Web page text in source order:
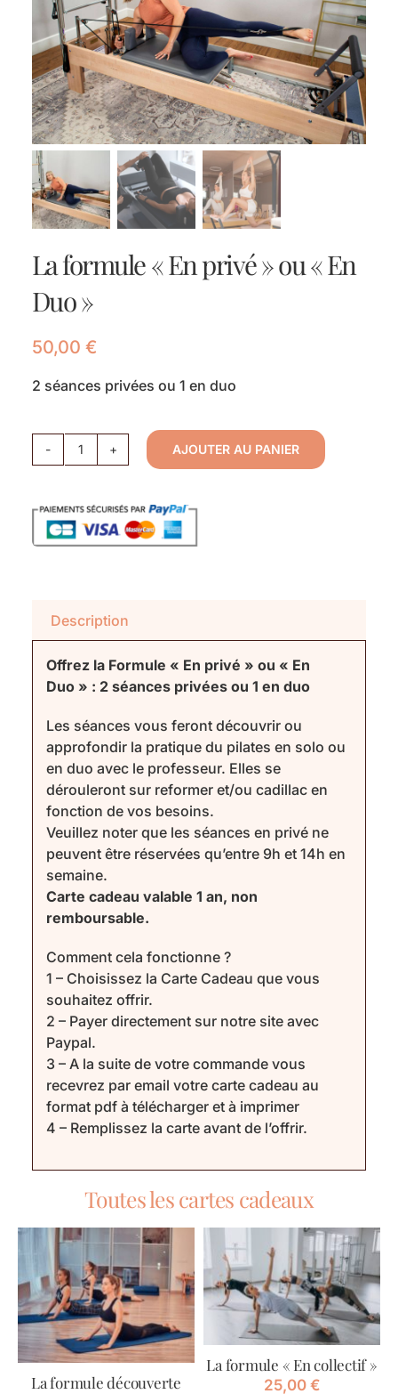
Commander vos séances en ligne
Contact
Réserver
La formule « En privé » ou « En
Duo »
50,00 €
2 séances privées ou 1 en duo
quantité
La
formule
"En
Duo"
AJOUTER AU PANIER
Description
Offrez la Formule « En privé » ou « En
Duo » : 2 séances privées ou 1 en duo
Les séances vous feront découvrir ou
approfondir la pratique du pilates en solo ou
en duo avec le professeur. Elles se
dérouleront sur reformer et/ou cadillac en
fonction de vos besoins.
Veuillez noter que les séances en privé ne
peuvent être réservées qu’entre 9h et 14h en
semaine.
Carte cadeau valable 1 an, non
remboursable.
Comment cela fonctionne ?
1 – Choisissez la Carte Cadeau que vous
souhaitez offrir.
2 – Payer directement sur notre site avec
Paypal.
3 – A la suite de votre commande vous
recevrez par email votre carte cadeau au
format pdf à télécharger et à imprimer
4 – Remplissez la carte avant de l’offrir.
Toutes les cartes cadeaux
La formule découverte
La formule « En collectif »
25,00 €